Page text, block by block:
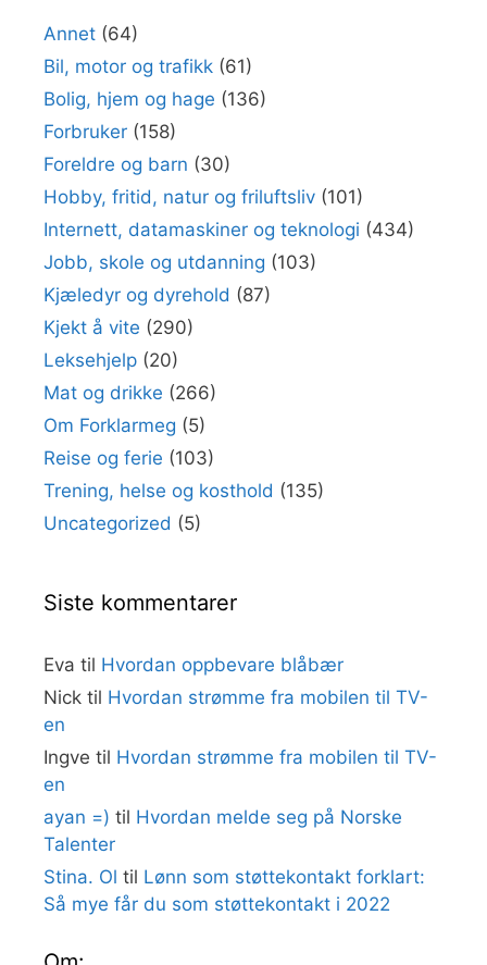
Annet (64)
Bil, motor og trafikk (61)
Bolig, hjem og hage (136)
Forbruker (158)
Foreldre og barn (30)
Hobby, fritid, natur og friluftsliv (101)
Internett, datamaskiner og teknologi (434)
Jobb, skole og utdanning (103)
Kjæledyr og dyrehold (87)
Kjekt å vite (290)
Leksehjelp (20)
Mat og drikke (266)
Om Forklarmeg (5)
Reise og ferie (103)
Trening, helse og kosthold (135)
Uncategorized (5)
Siste kommentarer
Eva til Hvordan oppbevare blåbær
Nick til Hvordan strømme fra mobilen til TV-
en
Ingve til Hvordan strømme fra mobilen til TV-
en
ayan =) til Hvordan melde seg på Norske
Talenter
Stina. Ol til Lønn som støttekontakt forklart:
Så mye får du som støttekontakt i 2022